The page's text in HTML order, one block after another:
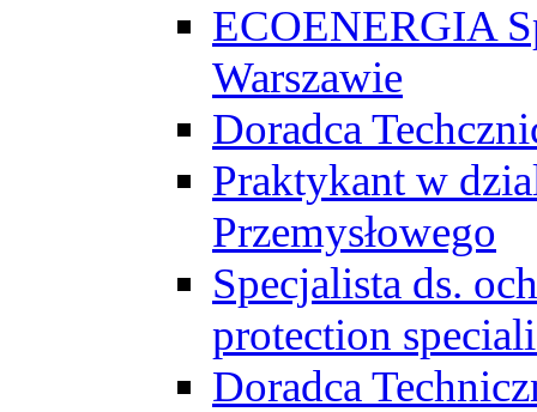
ECOENERGIA
Warszawie
Doradca
Praktykant w
Przemysłowego
Specjalista ds.
protection
Doradca